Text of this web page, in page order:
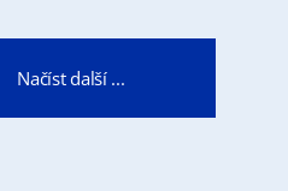
Načíst další ...